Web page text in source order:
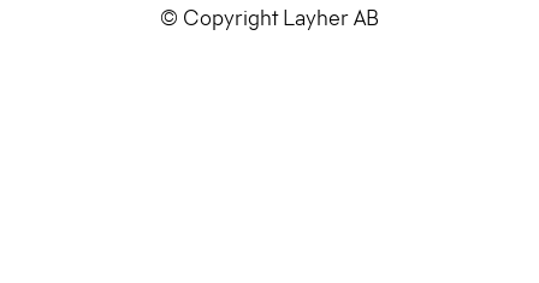
© Copyright Layher AB